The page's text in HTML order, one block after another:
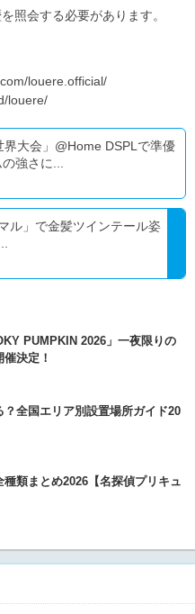
照会する必要があります。
louere.official/
louere/
界大会」@Home DSPLで準優
強さに...
ル」で金髪ツインテール姿
PUMPKIN 2026」一夜限りの
決定！
全国エリア別設置場所ガイド20
類まとめ2026【名探偵プリキュ